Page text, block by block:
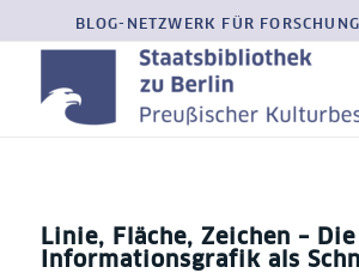
BLOG-NETZWERK FÜR
Linie, Fläche, Zeichen – Die
Informationsgrafik als